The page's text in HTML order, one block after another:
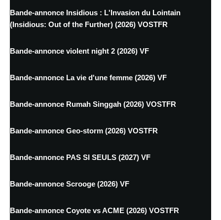
Bande-annonce Insidious : L'Invasion du Lointain
(Insidious: Out of the Further) (2026) VOSTFR
Bande-annonce violent night 2 (2026) VF
Bande-annonce La vie d'une femme (2026) VF
Bande-annonce Rumah Singgah (2026) VOSTFR
Bande-annonce Geo-storm (2026) VOSTFR
Bande-annonce PAS SI SEULS (2027) VF
Bande-annonce Scrooge (2026) VF
Bande-annonce Coyote vs ACME (2026) VOSTFR